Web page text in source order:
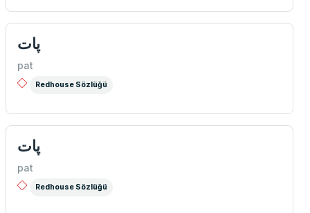
پات
pat
Redhouse Sözlüğü
پات
pat
Redhouse Sözlüğü